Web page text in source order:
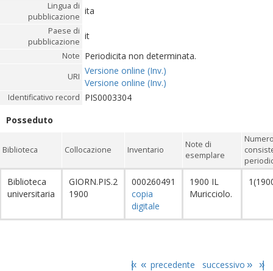
Lingua di
pubblicazione
ita
Paese di
pubblicazione
it
Note Periodicita non determinata.
URI
Versione online (Inv.)
Versione online (Inv.)
Identificativo record PIS0003304
Posseduto
Biblioteca Collocazione Inventario
Note di
esemplare
Biblioteca
universitaria
GIORN.PIS.2
1900
000260491
copia
digitale
1900 IL
Muricciolo.
|« « precedente successivo » »|